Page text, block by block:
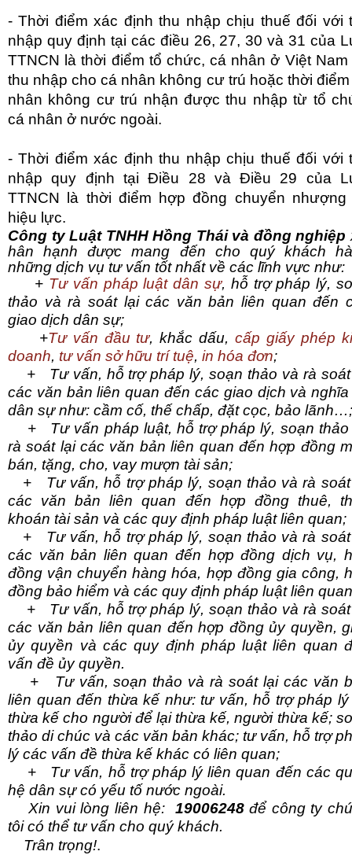
- Thời điểm xác định thu nhập chịu thuế đối với
nhập quy định tại các điều 26, 27, 30 và 31 của
TTNCN là thời điểm tổ chức, cá nhân ở Việt Nam
thu nhập cho cá nhân không cư trú hoặc thời
nhân không cư trú nhận được thu nhập từ tổ
cá nhân ở nước ngoài.
- Thời điểm xác định thu nhập chịu thuế đối với
nhập quy định tại Điều 28 và Điều 29 của
TTNCN là thời điểm hợp đồng chuyển nhượng
hiệu lực.
Công ty Luật TNHH Hồng Thái và đồng nghiệp
hân hạnh được mang đến cho quý khách
những dịch vụ tư vấn tốt nhất về các lĩnh vực như:
+ Tư vấn pháp luật dân sự, hỗ trợ pháp lý,
thảo và rà soát lại các văn bản liên quan đến
giao dịch dân sự;
+Tư vấn đầu tư, khắc dấu,cấp giấy phép
doanh, tư vấn sở hữu trí tuệ, in hóa đơn;
+ Tư vấn, hỗ trợ pháp lý, soạn thảo và rà
các văn bản liên quan đến các giao dịch và
dân sự như: cầm cố, thế chấp, đặt cọc, bảo lãnh…;
+ Tư vấn pháp luật, hỗ trợ pháp lý, soạn thảo
rà soát lại các văn bản liên quan đến hợp đồng
bán, tặng, cho, vay mượn tài sản;
+ Tư vấn, hỗ trợ pháp lý, soạn thảo và rà
các văn bản liên quan đến hợp đồng thuê,
khoán tài sản và các quy định pháp luật liên quan;
+ Tư vấn, hỗ trợ pháp lý, soạn thảo và rà
các văn bản liên quan đến hợp đồng dịch vụ,
đồng vận chuyển hàng hóa, hợp đồng gia công,
đồng bảo hiểm và các quy định pháp luật liên
+ Tư vấn, hỗ trợ pháp lý, soạn thảo và rà
các văn bản liên quan đến hợp đồng ủy quyền,
ủy quyền và các quy định pháp luật liên quan
vấn đề ủy quyền.
+ Tư vấn, soạn thảo và rà soát lại các văn
liên quan đến thừa kế như: tư vấn, hỗ trợ pháp
thừa kế cho người để lại thừa kế, người thừa kế;
thảo di chúc và các văn bản khác; tư vấn, hỗ trợ
lý các vấn đề thừa kế khác có liên quan;
+ Tư vấn, hỗ trợ pháp lý liên quan đến các
hệ dân sự có yếu tố nước ngoài.
Xin vui lòng liên hệ:19006248để công ty
tôi có thể tư vấn cho quý khách.
Trân trọng!.